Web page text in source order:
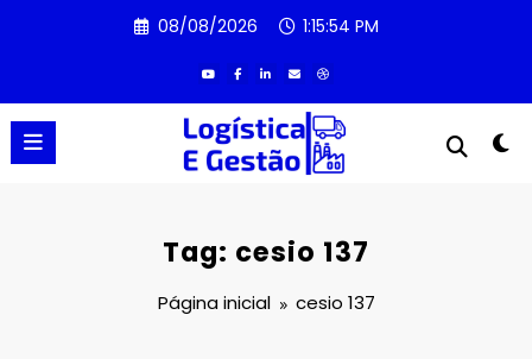
08/08/2026 1:15:54 PM
Tag: cesio 137
Página inicial cesio 137